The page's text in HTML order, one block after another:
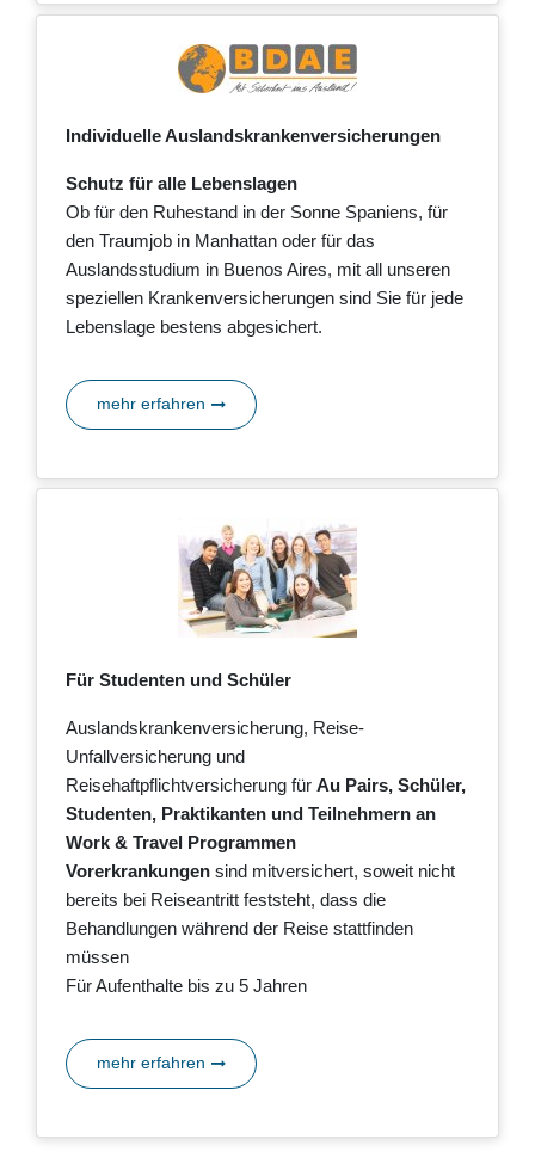
Individuelle Auslandskrankenversicherungen
Schutz für alle Lebenslagen
Ob für den Ruhestand in der Sonne Spaniens, für
den Traumjob in Manhattan oder für das
Auslandsstudium in Buenos Aires, mit all unseren
speziellen Krankenversicherungen sind Sie für jede
Lebenslage bestens abgesichert.
mehr erfahren
Für Studenten und Schüler
Auslandskrankenversicherung, Reise-
Unfallversicherung und
Reisehaftpflichtversicherung für Au Pairs, Schüler,
Studenten, Praktikanten und Teilnehmern an
Work & Travel Programmen
Vorerkrankungen sind mitversichert, soweit nicht
bereits bei Reiseantritt feststeht, dass die
Behandlungen während der Reise stattfinden
müssen
Für Aufenthalte bis zu 5 Jahren
mehr erfahren